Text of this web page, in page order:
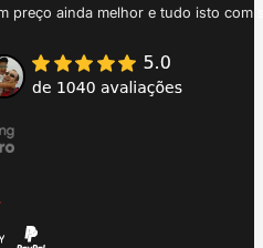
preço ainda melhor e tudo isto